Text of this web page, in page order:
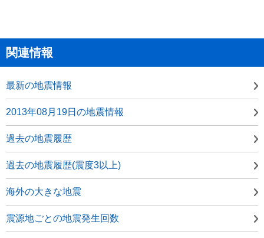
関連情報
最新の地震情報
2013年08月19日の地震情報
過去の地震履歴
過去の地震履歴(震度3以上)
海外の大きな地震
震源地ごとの地震発生回数